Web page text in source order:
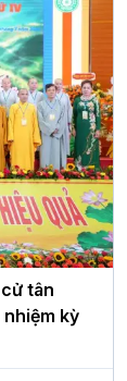
tân
nhiệm kỳ